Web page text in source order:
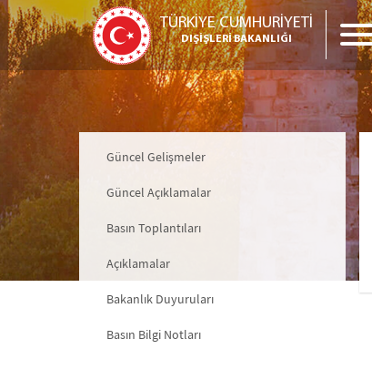
TÜRKİYE CUMHURİYETİ
DIŞİŞLERİ BAKANLIĞI
Güncel Gelişmeler
Güncel Açıklamalar
Basın Toplantıları
Açıklamalar
Bakanlık Duyuruları
Basın Bilgi Notları